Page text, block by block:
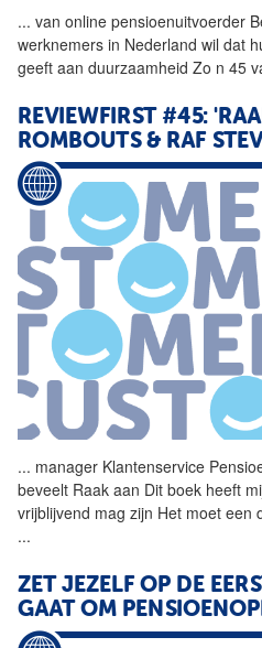
... van online pensioenuitvoerder
werknemers in Nederland wil dat
geeft aan duurzaamheid Zo n 45
REVIEWFIRST #45:
ROMBOUTS & RAF
... manager Klantenservice
beveelt Raak aan Dit boek heeft
vrijblijvend mag zijn Het moet een
...
ZET JEZELF OP DE
GAAT OM